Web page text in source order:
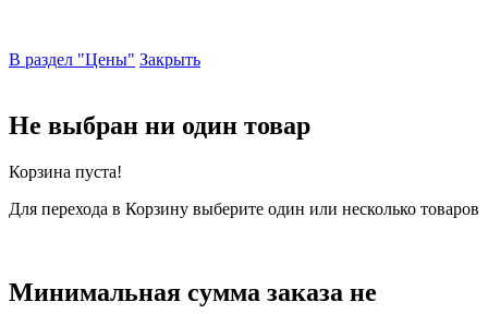
В раздел "Цены" Закрыть
Не выбран ни один товар
Корзина пуста!
Для перехода в Корзину выберите один или несколько товаров
Минимальная сумма заказа не